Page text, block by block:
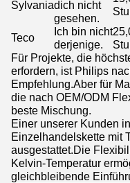
Sylvaniadich nicht
gesehen.
Teco
Ich bin nicht
derjenige.
Für Projekte, die
erfordern, ist Philips
Empfehlung.Aber für
die nach OEM/ODM
beste Mischung.
Einer unserer Kunden
Einzelhandelskette mit
ausgestattet.Die
Kelvin-Temperatur
gleichbleibende